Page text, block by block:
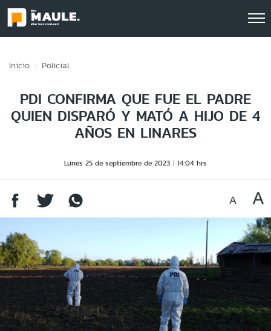
Inicio Policial
PDI CONFIRMA QUE FUE EL PADRE
QUIEN DISPARÓ Y MATÓ A HIJO DE 4
AÑOS EN LINARES
Lunes 25 de septiembre de 2023 14:04 hrs